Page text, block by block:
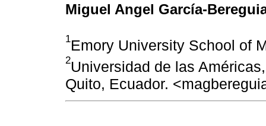
Miguel Angel García-
1Emory University School of
2Universidad de las
Quito, Ecuador.